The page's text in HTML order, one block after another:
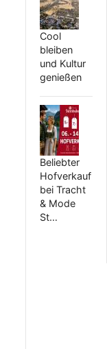
Cool
bleiben
und Kultur
genießen
Beliebter
Hofverkauf
bei Tracht
& Mode
St…